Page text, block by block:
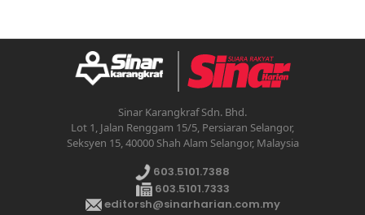
Sinar Karangkraf Sdn. Bhd.
Lot 1, Jalan Renggam 15/5, Persiaran Selangor,
Seksyen 15, 40000 Shah Alam Selangor, Malaysia
603.5101.7388
603.5101.7333
editorsh@sinarharian.com.my